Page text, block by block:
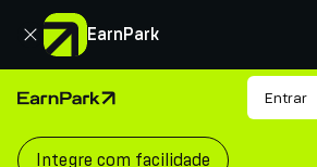
EarnPark
Fechar
Página Inicial Entrar
Produtos
Mercados
Integre com facilidade